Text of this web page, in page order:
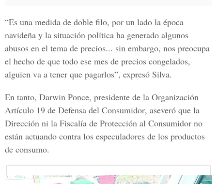
“Es una medida de doble filo, por un lado la época
navideña y la situación política ha generado algunos
abusos en el tema de precios... sin embargo, nos preocupa
el hecho de que todo ese mes de precios congelados,
alguien va a tener que pagarlos”, expresó Silva.
En tanto, Darwin Ponce, presidente de la Organización
Artículo 19 de Defensa del Consumidor, aseveró que la
Dirección ni la Fiscalía de Protección al Consumidor no
están actuando contra los especuladores de los productos
de consumo.